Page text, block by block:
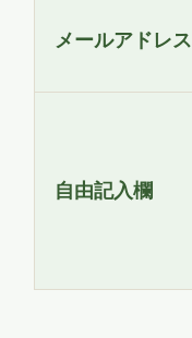
メールアドレス
自由記入欄